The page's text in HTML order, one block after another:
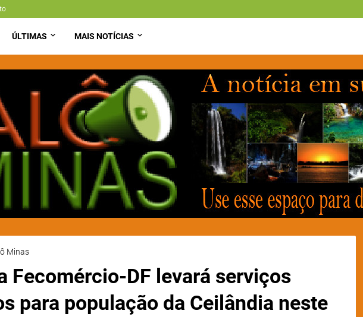
ÚLTIMAS MAIS NOTÍCIAS
Minas
Fecomércio-DF levará serviços
para população da Ceilândia neste